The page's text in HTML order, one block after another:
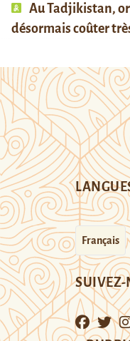
Au Tadjikistan,
désormais coûter
Français
SUIVEZ-